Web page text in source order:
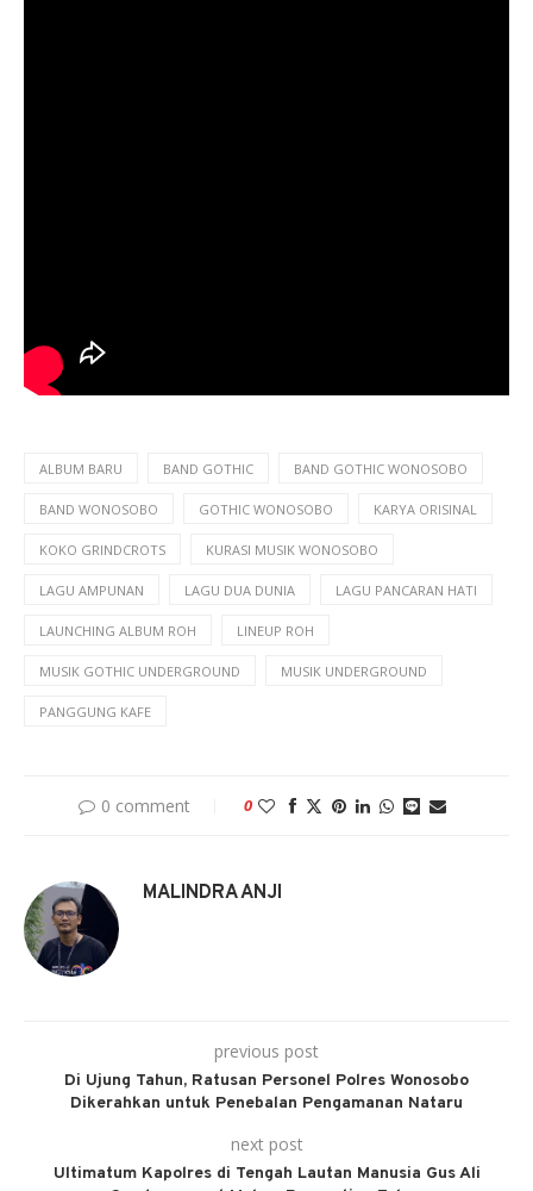
ALBUM BARU BAND GOTHIC BAND GOTHIC WONOSOBO
BAND WONOSOBO GOTHIC WONOSOBO KARYA ORISINAL
KOKO GRINDCROTS KURASI MUSIK WONOSOBO
LAGU AMPUNAN LAGU DUA DUNIA LAGU PANCARAN HATI
LAUNCHING ALBUM ROH LINEUP ROH
MUSIK GOTHIC UNDERGROUND MUSIK UNDERGROUND
PANGGUNG KAFE
0 comment 0
MALINDRA ANJI
previous post
Di Ujung Tahun, Ratusan Personel Polres Wonosobo
Dikerahkan untuk Penebalan Pengamanan Nataru
next post
Ultimatum Kapolres di Tengah Lautan Manusia Gus Ali